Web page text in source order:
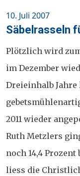
Posted
on
10. Juli 2007
Säbelrasseln
Plötzlich wird
im Dezember
Dreieinhalb
2011 wieder
Ruth Metzlers
noch 14,4
liess die